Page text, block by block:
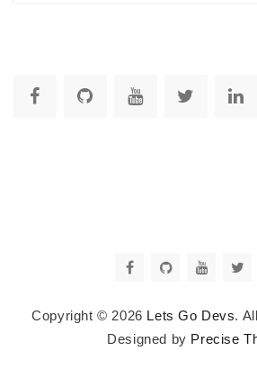
Copyright © 2026 Lets Go Devs.
Designed by Precise